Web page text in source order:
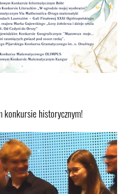
konkursie historycznym!